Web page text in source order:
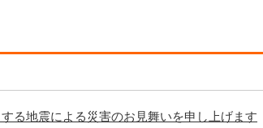
る地震による災害のお見舞いを申し上げます